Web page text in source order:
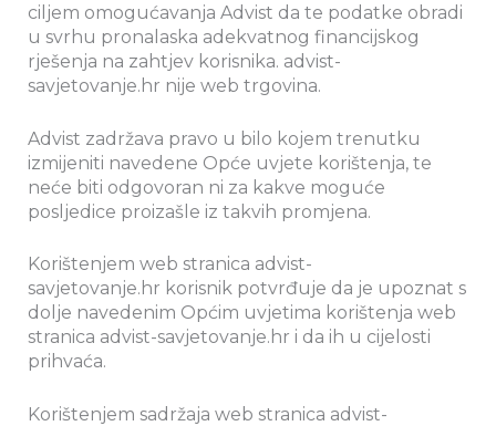
ciljem omogućavanja Advist da te podatke obradi
u svrhu pronalaska adekvatnog financijskog
rješenja na zahtjev korisnika. advist-
savjetovanje.hr nije web trgovina.
Advist zadržava pravo u bilo kojem trenutku
izmijeniti navedene Opće uvjete korištenja, te
neće biti odgovoran ni za kakve moguće
posljedice proizašle iz takvih promjena.
Korištenjem web stranica advist-
savjetovanje.hr korisnik potvrđuje da je upoznat s
dolje navedenim Općim uvjetima korištenja web
stranica advist-savjetovanje.hr i da ih u cijelosti
prihvaća.
Korištenjem sadržaja web stranica advist-